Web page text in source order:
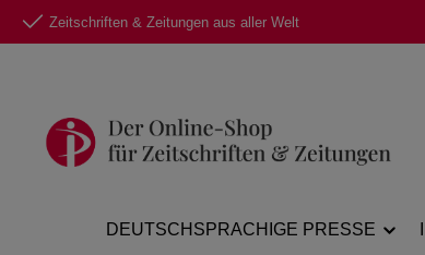
Hauptinhalt springen
Zur Suche springen
Zur Hauptnavigation springen
Zeitschriften & Zeitungen aus aller Welt
DEUTSCHSPRACHIGE PRESSE